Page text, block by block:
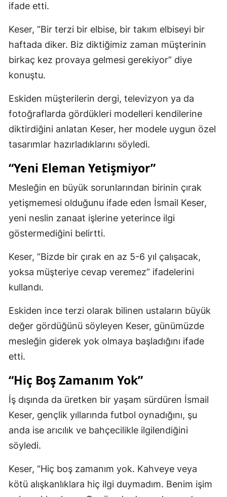
ifade etti.
Keser, “Bir terzi bir elbise, bir takım elbiseyi bir
haftada diker. Biz diktiğimiz zaman müşterinin
birkaç kez provaya gelmesi gerekiyor” diye
konuştu.
Eskiden müşterilerin dergi, televizyon ya da
fotoğraflarda gördükleri modelleri kendilerine
diktirdiğini anlatan Keser, her modele uygun özel
tasarımlar hazırladıklarını söyledi.
“Yeni Eleman Yetişmiyor”
Mesleğin en büyük sorunlarından birinin çırak
yetişmemesi olduğunu ifade eden İsmail Keser,
yeni neslin zanaat işlerine yeterince ilgi
göstermediğini belirtti.
Keser, “Bizde bir çırak en az 5-6 yıl çalışacak,
yoksa müşteriye cevap veremez” ifadelerini
kullandı.
Eskiden ince terzi olarak bilinen ustaların büyük
değer gördüğünü söyleyen Keser, günümüzde
mesleğin giderek yok olmaya başladığını ifade
etti.
“Hiç Boş Zamanım Yok”
İş dışında da üretken bir yaşam sürdüren İsmail
Keser, gençlik yıllarında futbol oynadığını, şu
anda ise arıcılık ve bahçecilikle ilgilendiğini
söyledi.
Keser, “Hiç boş zamanım yok. Kahveye veya
kötü alışkanlıklara hiç ilgi duymadım. Benim işim